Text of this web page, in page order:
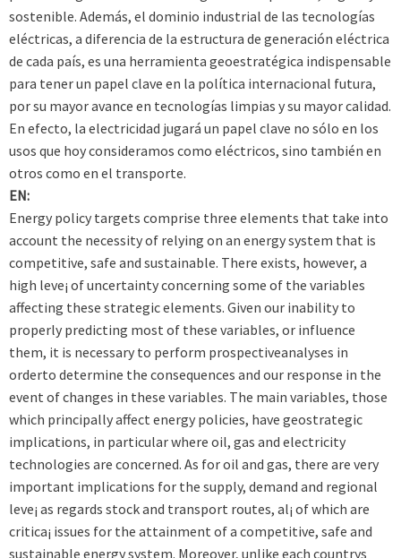
sostenible. Además, el dominio industrial de las tecnologías
eléctricas, a diferencia de la estructura de generación eléctrica
de cada país, es una herramienta geoestratégica indispensable
para tener un papel clave en la política internacional futura,
por su mayor avance en tecnologías limpias y su mayor calidad.
En efecto, la electricidad jugará un papel clave no sólo en los
usos que hoy consideramos como eléctricos, sino también en
otros como en el transporte.
EN:
Energy policy targets comprise three elements that take into
account the necessity of relying on an energy system that is
competitive, safe and sustainable. There exists, however, a
high leve¡ of uncertainty concerning some of the variables
affecting these strategic elements. Given our inability to
properly predicting most of these variables, or influence
them, it is necessary to perform prospectiveanalyses in
orderto determine the consequences and our response in the
event of changes in these variables. The main variables, those
which principally affect energy policies, have geostrategic
implications, in particular where oil, gas and electricity
technologies are concerned. As for oil and gas, there are very
important implications for the supply, demand and regional
leve¡ as regards stock and transport routes, al¡ of which are
critica¡ issues for the attainment of a competitive, safe and
sustainable energy system. Moreover, unlike each countrys